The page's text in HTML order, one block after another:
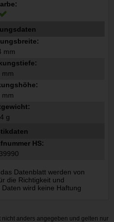
mm
mm
mm
g
HS:
Datenblatt werden von
die Richtigkeit und
wird keine Haftung
nicht anders angegeben und gelten nur